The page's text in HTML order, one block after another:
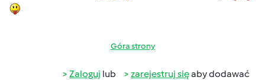
Góra strony
Zaloguj lub zarejestruj sięaby dodawać